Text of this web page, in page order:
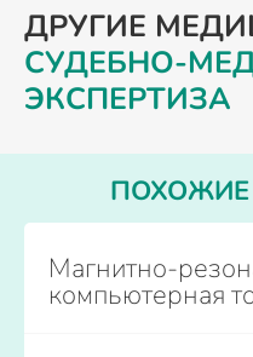
ДРУГИЕ
СУДЕБНО-
ЭКСПЕРТИЗА
Магнитно-
компьютерная